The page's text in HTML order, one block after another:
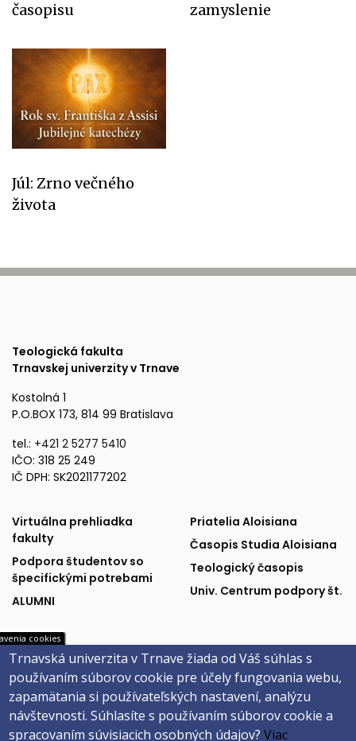
časopisu
zamyslenie
Júl: Zrno večného
života
Teologická fakulta
Trnavskej univerzity v Trnave
Kostolná 1
P.O.BOX 173, 814 99 Bratislava
tel.: +421 2 5277 5410
IČO: 318 25 249
IČ DPH: SK2021177202
Fakulta
a
podpora
Virtuálna prehliadka
fakulty
Podpora študentov so
špecifickými potrebami
ALUMNI
Publikácie
a
partneri
Priatelia Aloisiana
Časopis Studia Aloisiana
Teologický časopis
Univ. Centrum podpory št.
Univerzitné
systémy
MAIS
Webmail na Office 365
Evidencia záv. prác
Univerzitné inf. systémy
Sociálne
siete
Facebook
Instagram
YouTube
cookies
Trnavská univerzita v Trnave žiada od Váš súhlas s
používaním súborov cookie pre účely fungovania webu,
zapamätania si používateľských nastavení, analýzu
návštevnosti. Súhlasíte s používaním súborov cookie a
spracovaním súvisiacich osobných údajov?Viac